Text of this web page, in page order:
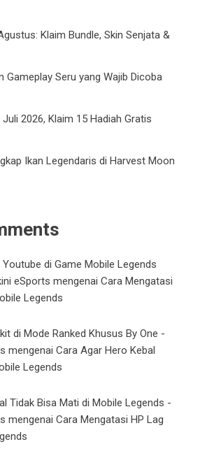
Klaim Bundle, Skin Senjata &
Gameplay Seru yang Wajib Dicoba
2026, Klaim 15 Hadiah Gratis
Ikan Legendaris di Harvest Moon
di Game Mobile Legends
eSports mengenai Cara Mengatasi
Legends
di Mode Ranked Khusus By One -
mengenai Cara Agar Hero Kebal
Legends
Tidak Bisa Mati di Mobile Legends -
mengenai Cara Mengatasi HP Lag